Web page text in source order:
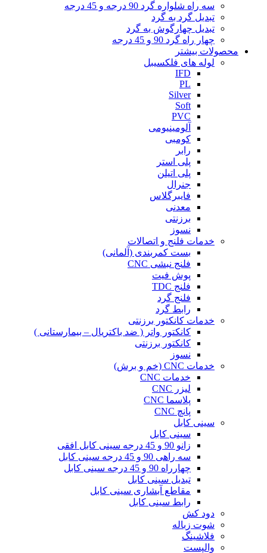
سه راه شلواره گرد 90 درجه و 45 درجه
تبدیل گرد به گرد
تبدیل چهارگوش به گرد
چهار راه گرد 90 و 45 درجه
محصولات بیشتر
لوله های فلکسیبل
IFD
PL
Silver
Soft
PVC
آلومینیومی
کومبی
رابر
پلی استر
پلی اتیلن
جنرال
فایبرگلاس
معدنی
برزنتی
نسوز
خدمات فلنج و اتصالات
بست کمربندی (آلمانی)
فلنج نبشی CNC
پوش فیت
فلنج TDC
فلنج گرد
رابط گرد
خدمات کانکتور برزنتی
کانکتور واتر ( ضد باکتریال – بیمارستانی )
کانکتور برزنتی
نسوز
خدمات CNC (خم و برش)
خدمات CNC
لیزر CNC
پلاسما CNC
پانچ CNC
سینی کابل
سینی کابل
زانو 90 و 45 درجه سینی کابل افقی
سه راهی 90 و 45 درجه سینی کابل
چهارراه 90 و 45 درجه سینی کابل
تبدیل سینی کابل
مقاطع آبشاری سینی کابل
رابط سینی کابل
دود کش
شوت زباله
فلاشینگ
والپست